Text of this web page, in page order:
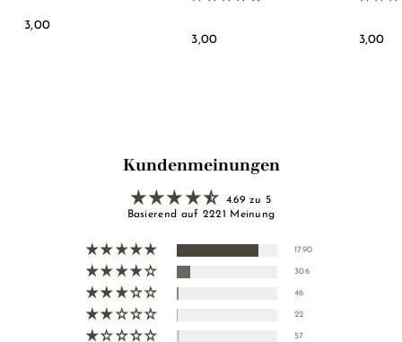
3,003
3,003
3,003
Kundenmeinungen
4.69 zu 5
Basierend auf 2221 Meinung
1790
306
46
22
57